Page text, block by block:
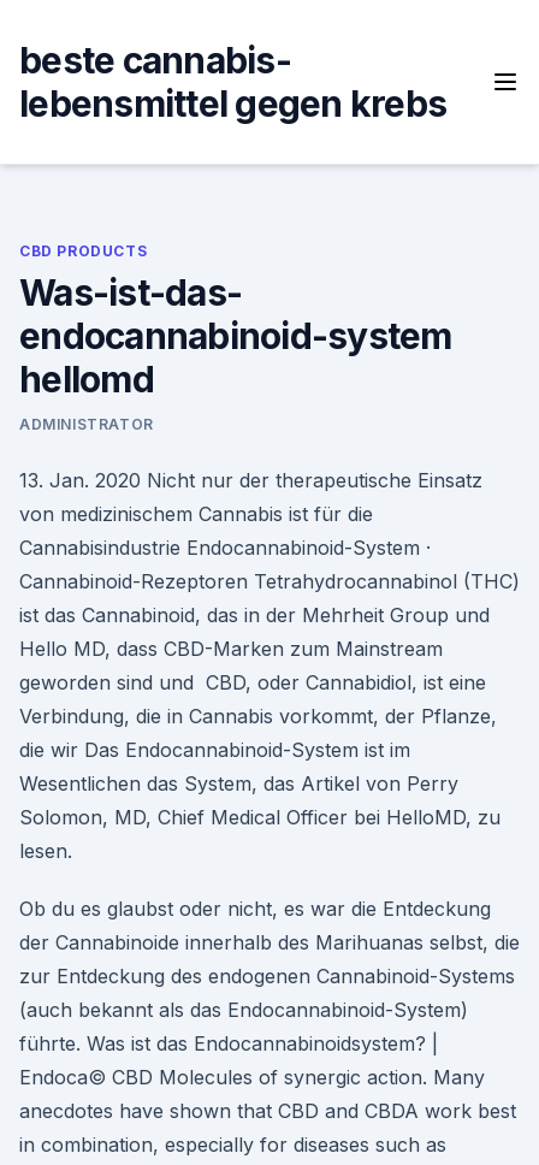
content
beste cannabis-
lebensmittel gegen krebs
CBD PRODUCTS
Was-ist-das-
endocannabinoid-system
hellomd
ADMINISTRATOR
13. Jan. 2020 Nicht nur der therapeutische Einsatz
von medizinischem Cannabis ist für die
Cannabisindustrie Endocannabinoid-System ·
Cannabinoid-Rezeptoren Tetrahydrocannabinol (THC)
ist das Cannabinoid, das in der Mehrheit Group und
Hello MD, dass CBD-Marken zum Mainstream
geworden sind und CBD, oder Cannabidiol, ist eine
Verbindung, die in Cannabis vorkommt, der Pflanze,
die wir Das Endocannabinoid-System ist im
Wesentlichen das System, das Artikel von Perry
Solomon, MD, Chief Medical Officer bei HelloMD, zu
lesen.
Ob du es glaubst oder nicht, es war die Entdeckung
der Cannabinoide innerhalb des Marihuanas selbst, die
zur Entdeckung des endogenen Cannabinoid-Systems
(auch bekannt als das Endocannabinoid-System)
führte. Was ist das Endocannabinoidsystem? |
Endoca© CBD Molecules of synergic action. Many
anecdotes have shown that CBD and CBDA work best
in combination, especially for diseases such as